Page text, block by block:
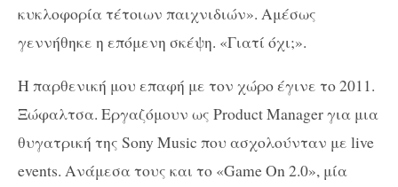
κυκλοφορία τέτοιων παιχνιδιών». Αμέσως
γεννήθηκε η επόμενη σκέψη. «Γιατί όχι;».
Η παρθενική μου επαφή με τον χώρο έγινε το 2011.
Ξώφαλτσα. Εργαζόμουν ως Product Manager για μια
θυγατρική της Sony Music που ασχολούνταν με live
events. Ανάμεσα τους και το «Game On 2.0», μία